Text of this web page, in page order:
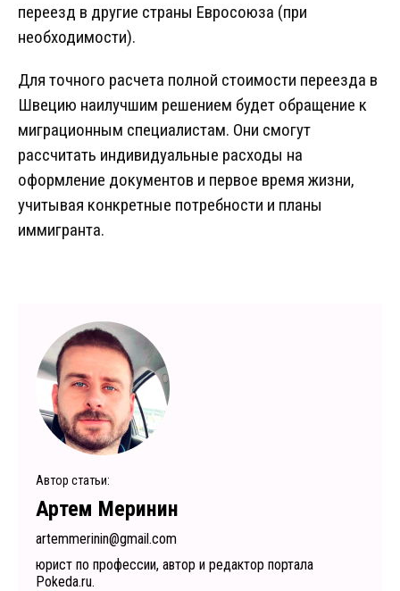
переезд в другие страны Евросоюза (при
необходимости).
Для точного расчета полной стоимости переезда в
Швецию наилучшим решением будет обращение к
миграционным специалистам. Они смогут
рассчитать индивидуальные расходы на
оформление документов и первое время жизни,
учитывая конкретные потребности и планы
иммигранта.
Автор статьи:
Артем Меринин
artemmerinin@gmail.com
юрист по профессии, автор и редактор портала
Pokeda.ru.